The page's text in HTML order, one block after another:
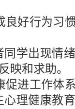
好行为习
学出现情
映和求助。
进工作体
理健康教